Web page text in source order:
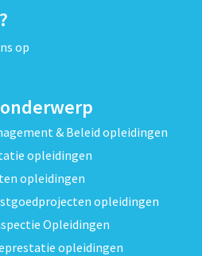
op
& Beleid opleidingen
opleidingen
opleidingen
opleidingen
Opleidingen
opleidingen